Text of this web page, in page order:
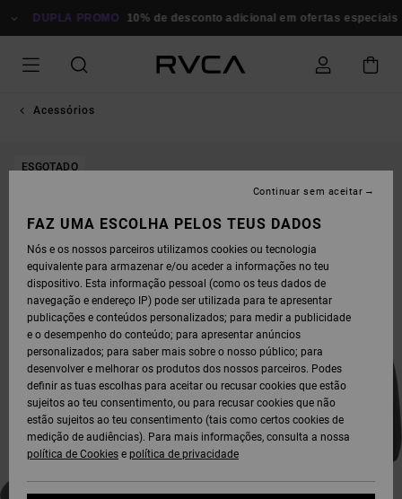
PARA
DUPLA PROMO 10% de desconto adicional em ofertas especiais
Acessórios
ESGOTADO
FAZ UMA ESCOLHA PELOS TEUS DADOS
Nós e os nossos parceiros utilizamos cookies ou tecnologia
equivalente para armazenar e/ou aceder a informações no teu
dispositivo. Esta informação pessoal (como os teus dados de
navegação e endereço IP) pode ser utilizada para te apresentar
publicações e conteúdos personalizados; para medir a publicidade
e o desempenho do conteúdo; para apresentar anúncios
personalizados; para saber mais sobre o nosso público; para
desenvolver e melhorar os produtos dos nossos parceiros. Podes
definir as tuas escolhas para aceitar ou recusar cookies que estão
sujeitos ao teu consentimento, ou para recusar cookies que não
estão sujeitos ao teu consentimento (tais como certos cookies de
medição de audiências). Para mais informações, consulta a nossa
política de Cookies e política de privacidade
Continuar sem aceitar